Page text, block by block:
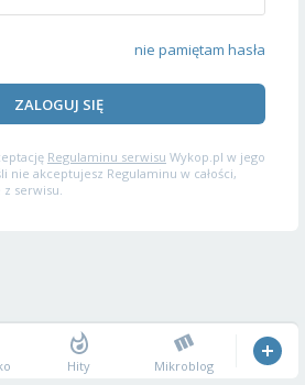
nie pamiętam hasła
ZALOGUJ SIĘ
Regulaminu serwisu Wykop.pl w jego
nie akceptujesz Regulaminu w całości,
serwisu.
Hity Mikroblog